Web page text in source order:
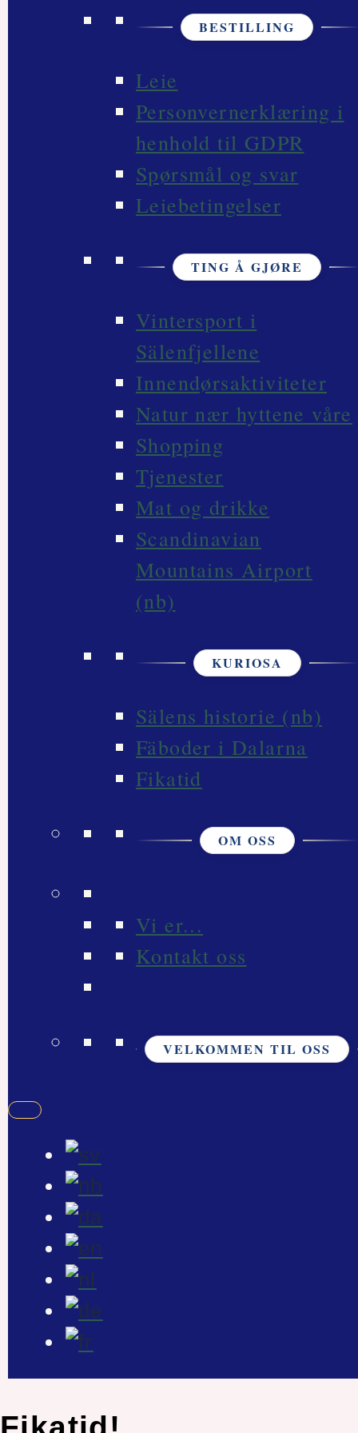
BESTILLING
Leie
Personvernerklæring i
henhold til GDPR
Spørsmål og svar
Leiebetingelser
TING Å GJØRE
Vintersport i
Sälenfjellene
Innendørsaktiviteter
Natur nær hyttene våre
Shopping
Tjenester
Mat og drikke
Scandinavian
Mountains Airport
(nb)
KURIOSA
Sälens historie (nb)
Fäboder i Dalarna
Fikatid
OM OSS
Vi er...
Kontakt oss
VELKOMMEN TIL OSS